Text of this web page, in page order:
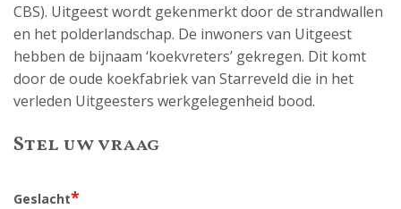
CBS). Uitgeest wordt gekenmerkt door de strandwallen
en het polderlandschap. De inwoners van Uitgeest
hebben de bijnaam ‘koekvreters’ gekregen. Dit komt
door de oude koekfabriek van Starreveld die in het
verleden Uitgeesters werkgelegenheid bood.
Stel uw vraag
Geslacht*